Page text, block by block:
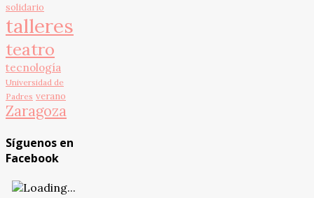
solidario
talleres
teatro
tecnología
Universidad de
Padres verano
Zaragoza
Síguenos en
Facebook